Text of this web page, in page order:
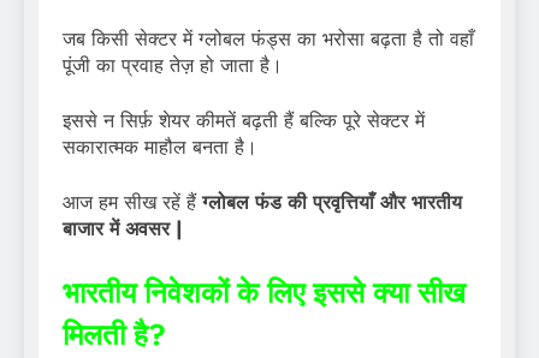
जब किसी सेक्टर में ग्लोबल फंड्स का भरोसा बढ़ता है तो वहाँ
पूंजी का प्रवाह तेज़ हो जाता है।
इससे न सिर्फ़ शेयर कीमतें बढ़ती हैं बल्कि पूरे सेक्टर में
सकारात्मक माहौल बनता है।
आज हम सीख रहें हैंग्लोबल फंड की प्रवृत्तियाँ और भारतीय
बाजार में अवसर |
भारतीय निवेशकों के लिए इससे क्या सीख
मिलती है?